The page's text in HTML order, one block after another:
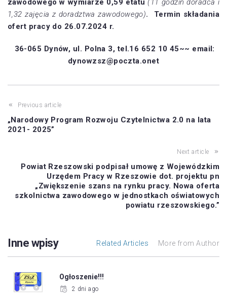
zawodowego w wymiarze 0,59 etatu(11 godzin doradca i
1,32 zajęcia z doradztwa zawodowego). Termin składania
ofert pracy do 26.07.2024 r.
36-065 Dynów, ul. Polna 3, tel.16 652 10 45~~ email:
dynowzsz@poczta.onet
Previous article
„Narodowy Program Rozwoju Czytelnictwa 2.0 na lata
2021- 2025”
Next article
Powiat Rzeszowski podpisał umowę z Wojewódzkim
Urzędem Pracy w Rzeszowie dot. projektu pn
„Zwiększenie szans na rynku pracy. Nowa oferta
szkolnictwa zawodowego w jednostkach oświatowych
powiatu rzeszowskiego.”
Inne wpisy Related Articles More from Author
Ogłoszenie!!!
2 dni ago